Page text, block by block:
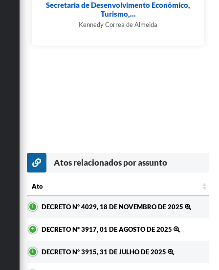
Secretaria de Desenvolvimento Econômico,
Turismo,...
Kennedy Correa de Almeida
Atos relacionados por assunto
Ato
DECRETO Nº 4029, 18 DE NOVEMBRO DE 2025
DECRETO Nº 3917, 01 DE AGOSTO DE 2025
DECRETO Nº 3915, 31 DE JULHO DE 2025